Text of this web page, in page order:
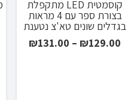
קוסמטית LED מתקפלת
בצורת ספר עם 4 מראות
בגדלים שונים טא'צ נטענת
₪129.00
–
₪131.00